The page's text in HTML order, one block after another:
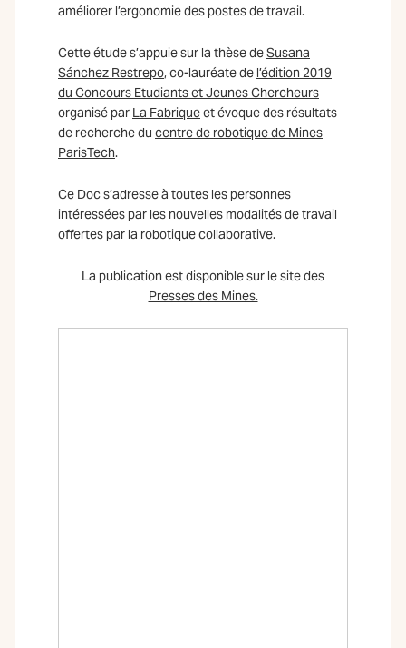
améliorer l’ergonomie des postes de travail.
Cette étude s’appuie sur la thèse deSusana
Sánchez Restrepo, co-lauréate de l’édition 2019
du Concours Etudiants et Jeunes Chercheurs
organisé par La Fabriqueet évoque des résultats
de recherche du centre de robotique de Mines
ParisTech.
Ce Doc s’adresse à toutes les personnes
intéressées par les nouvelles modalités de travail
offertes par la robotique collaborative.
La publication est disponible sur le site des
Presses des Mines.